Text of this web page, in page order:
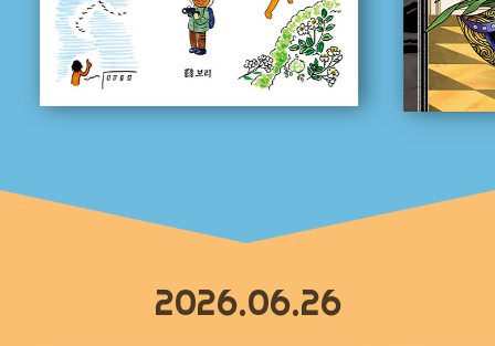
2026.06.26